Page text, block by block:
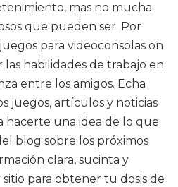
mas no mucha
que pueden ser. Por
para videoconsolas on
las habilidades de trabajo en
entre los amigos. Echa
juegos, artículos y noticias
hacerte una idea de lo que
blog sobre los próximos
clara, sucinta y
para obtener tu dosis de